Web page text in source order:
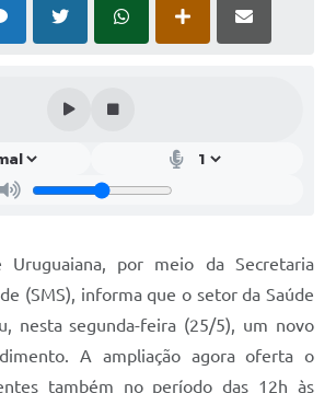
Municipal
por meio da Secretaria
(SMS), informa que o setor da Saúde
nesta segunda-feira (25/5), um novo
A ampliação agora oferta o
também no período das 12h às